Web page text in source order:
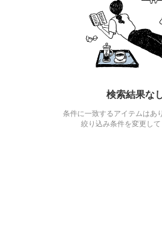
検索結果な
条件に一致するアイテムはあ
絞り込み条件を変更し